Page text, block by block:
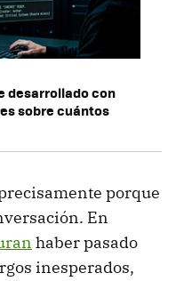
desarrollado con
sobre cuántos
porque
En
haber pasado
inesperados,